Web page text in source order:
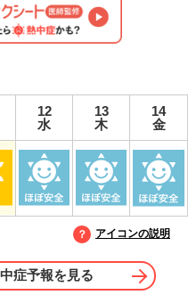
12
水
13
木
14
金
アイコンの説明
症予報を見る